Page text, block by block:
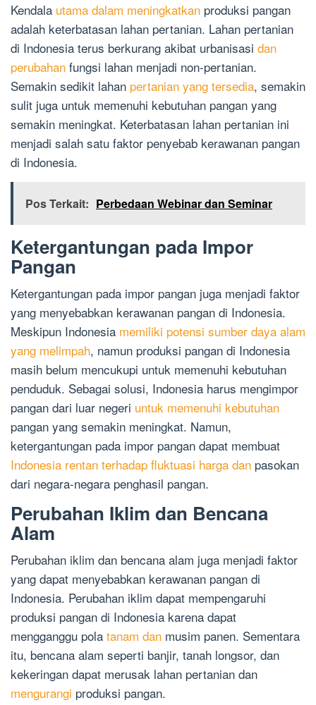
Kendala utama dalam meningkatkan produksi pangan
adalah keterbatasan lahan pertanian. Lahan pertanian
di Indonesia terus berkurang akibat urbanisasi dan
perubahan fungsi lahan menjadi non-pertanian.
Semakin sedikit lahan pertanian yang tersedia, semakin
sulit juga untuk memenuhi kebutuhan pangan yang
semakin meningkat. Keterbatasan lahan pertanian ini
menjadi salah satu faktor penyebab kerawanan pangan
di Indonesia.
Pos Terkait: Perbedaan Webinar dan Seminar
Ketergantungan pada Impor
Pangan
Ketergantungan pada impor pangan juga menjadi faktor
yang menyebabkan kerawanan pangan di Indonesia.
Meskipun Indonesia memiliki potensi sumber daya alam
yang melimpah, namun produksi pangan di Indonesia
masih belum mencukupi untuk memenuhi kebutuhan
penduduk. Sebagai solusi, Indonesia harus mengimpor
pangan dari luar negeri untuk memenuhi kebutuhan
pangan yang semakin meningkat. Namun,
ketergantungan pada impor pangan dapat membuat
Indonesia rentan terhadap fluktuasi harga dan pasokan
dari negara-negara penghasil pangan.
Perubahan Iklim dan Bencana
Alam
Perubahan iklim dan bencana alam juga menjadi faktor
yang dapat menyebabkan kerawanan pangan di
Indonesia. Perubahan iklim dapat mempengaruhi
produksi pangan di Indonesia karena dapat
mengganggu pola tanam dan musim panen. Sementara
itu, bencana alam seperti banjir, tanah longsor, dan
kekeringan dapat merusak lahan pertanian dan
mengurangi produksi pangan.